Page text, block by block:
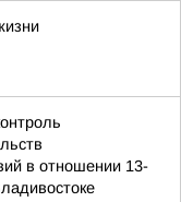
в отношении 13-